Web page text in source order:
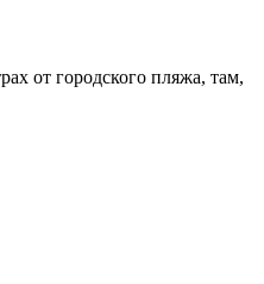
от городского пляжа, там,